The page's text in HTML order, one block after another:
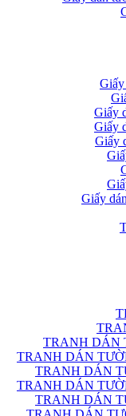
Giấy
Giấy
Giấy
Giấy
TRANH DÁN
TRANH DÁN
TRANH DÁN
TRANH DÁN
TRANH DÁN